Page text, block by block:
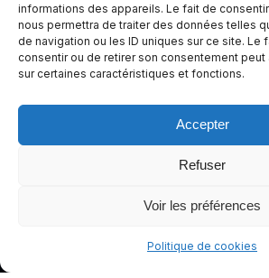
informations des appareils. Le fait de
nous permettra de traiter des données telles
de navigation ou les ID uniques sur ce site. Le
consentir ou de retirer son consentement
sur certaines caractéristiques et fonctions.
Accepter
Refuser
Voir les préférences
Politique de cookies
conduite
plus sûre
et plus
agréable.